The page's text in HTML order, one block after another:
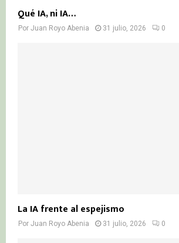
Qué IA, ni IA…
Por Juan Royo Abenia 31 julio, 2026 0
La IA frente al espejismo
Por Juan Royo Abenia 31 julio, 2026 0